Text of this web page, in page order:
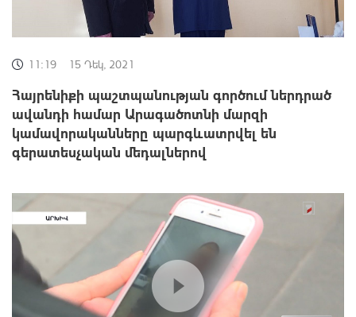
11:19 15 Դեկ, 2021
Հայրենիքի պաշտպանության գործում ներդրած
ավանդի համար Արագածոտնի մարզի
կամավորականները պարգևատրվել են
գերատեսչական մեդալներով